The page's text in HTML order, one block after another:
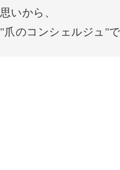
思いから、
"爪のコンシェルジュ"